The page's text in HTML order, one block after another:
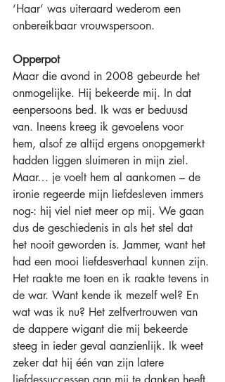
‘Haar’ was uiteraard wederom een
onbereikbaar vrouwspersoon.
Opperpot
Maar die avond in 2008 gebeurde het
onmogelijke. Hij bekeerde mij. In dat
eenpersoons bed. Ik was er beduusd
van. Ineens kreeg ik gevoelens voor
hem, alsof ze altijd ergens onopgemerkt
hadden liggen sluimeren in mijn ziel.
Maar… je voelt hem al aankomen – de
ironie regeerde mijn liefdesleven immers
nog-: hij viel niet meer op mij. We gaan
dus de geschiedenis in als het stel dat
het nooit geworden is. Jammer, want het
had een mooi liefdesverhaal kunnen zijn.
Het raakte me toen en ik raakte tevens in
de war. Want kende ik mezelf wel? En
wat was ik nu? Het zelfvertrouwen van
de dappere wigant die mij bekeerde
steeg in ieder geval aanzienlijk. Ik weet
zeker dat hij één van zijn latere